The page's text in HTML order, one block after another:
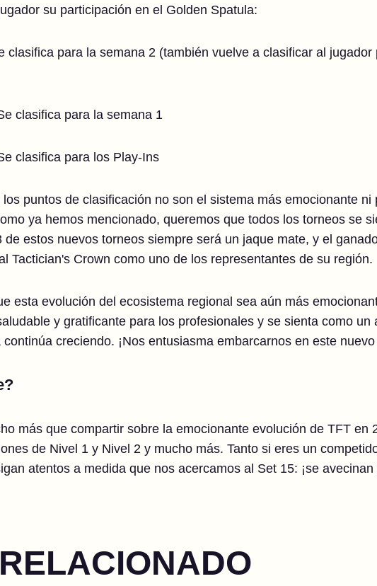
su participación en el Golden Spatula:
clasifica para la semana 2 (también vuelve a clasificar al
clasifica para la semana 1
clasifica para los Play-Ins
puntos de clasificación no son el sistema más emocionante
ya hemos mencionado, queremos que todos los torneos se
de estos nuevos torneos siempre será un jaque mate, y el
Tactician's Crown como uno de los representantes de su región.
esta evolución del ecosistema regional sea aún más
y gratificante para los profesionales y se sienta como un
creciendo. ¡Nos entusiasma embarcarnos en este
más que compartir sobre la emocionante evolución de TFT en
de Nivel 1 y Nivel 2 y mucho más. Tanto si eres un
atentos a medida que nos acercamos al Set 15: ¡se